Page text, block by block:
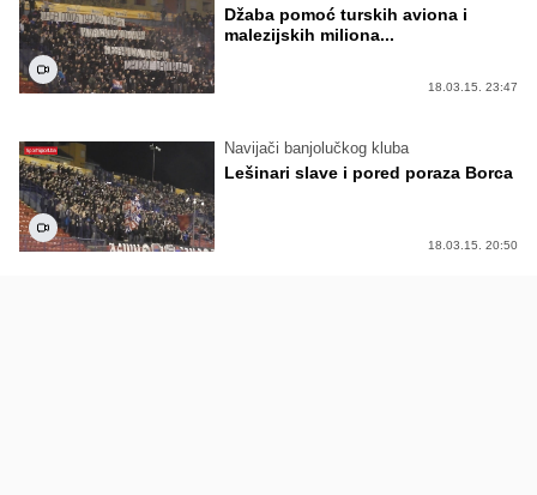
Džaba pomoć turskih aviona i
malezijskih miliona...
18.03.15. 23:47
Navijači banjolučkog kluba
Lešinari slave i pored poraza Borca
18.03.15. 20:50